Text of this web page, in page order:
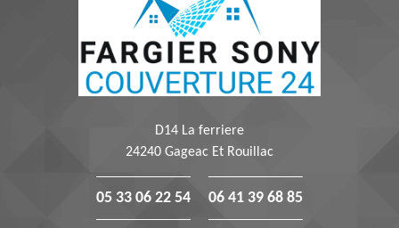
D14 La ferriere
24240 Gageac Et Rouillac
05 33 06 22 54 06 41 39 68 85